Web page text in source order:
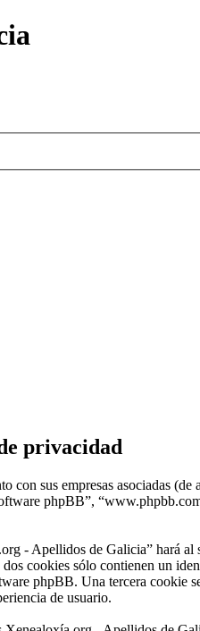
privacidad
sus empresas asociadas
phpBB”,
- Apellidos de Galicia” hará
cookies sólo contienen un
phpBB. Una tercera
de usuario.